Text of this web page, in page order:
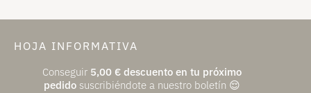
HOJA INFORMATIVA
Conseguir 5,00 €descuento en tu próximo
pedidosuscribiéndote a nuestro boletín 😌